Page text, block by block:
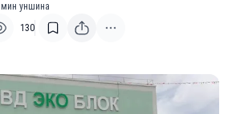
мин уншина
130